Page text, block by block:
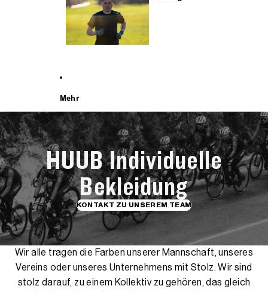
Mehr
HUUB Individuelle
Bekleidung
KONTAKT ZU UNSEREM TEAM
Wir alle tragen die Farben unserer Mannschaft, unseres
Vereins oder unseres Unternehmens mit Stolz. Wir sind
stolz darauf, zu einem Kollektiv zu gehören, das gleich